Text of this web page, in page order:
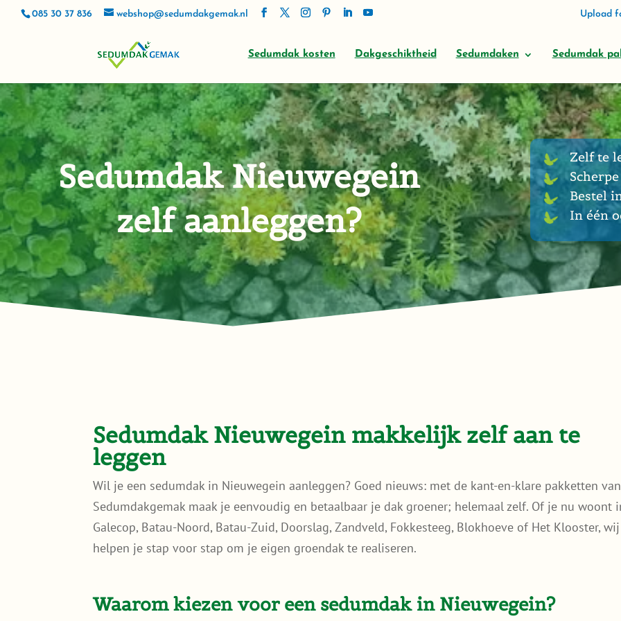
085 30 37 836 webshop@sedumdakgemak.nl Upload
Sedumdak kosten Dakgeschiktheid Sedumdaken Sedumdak
Sedumdak Nieuwegein
zelf aanleggen?
Zelf te
Bestel
In één
Sedumdak Nieuwegein makkelijk zelf aan te
leggen
Wil je een sedumdak in Nieuwegein aanleggen? Goed nieuws: met de kant-en-klare pakketten van
Sedumdakgemak maak je eenvoudig en betaalbaar je dak groener; helemaal zelf. Of je nu woont
Galecop, Batau-Noord, Batau-Zuid, Doorslag, Zandveld, Fokkesteeg, Blokhoeve of Het Klooster, wij
helpen je stap voor stap om je eigen groendak te realiseren.
Waarom kiezen voor een sedumdak in Nieuwegein?